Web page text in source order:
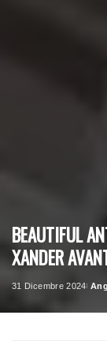
BEAUTIFUL
XANDER
31 Dicembre 2024